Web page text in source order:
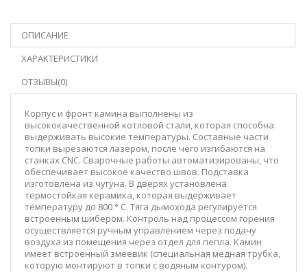
ОПИСАНИЕ
ХАРАКТЕРИСТИКИ
ОТЗЫВЫ(0)
Корпус и фронт камина выполнены из
высококачественной котловой стали, которая способна
выдерживать высокие температуры. Составные части
топки вырезаются лазером, после чего изгибаются на
станках CNC. Сварочные работы автоматизированы, что
обеспечивает высокое качество швов. Подставка
изготовлена ​​из чугуна. В дверях установлена ​​
термостойкая керамика, которая выдерживает
температуру до 800 ° C. Тяга дымохода регулируется
встроенным шибером. Контроль над процессом горения
осуществляется ручным управлением через подачу
воздуха из помещения через отдел для пепла. Камин
имеет встроенный змеевик (специальная медная трубка,
которую монтируют в топки с водяным контуром).